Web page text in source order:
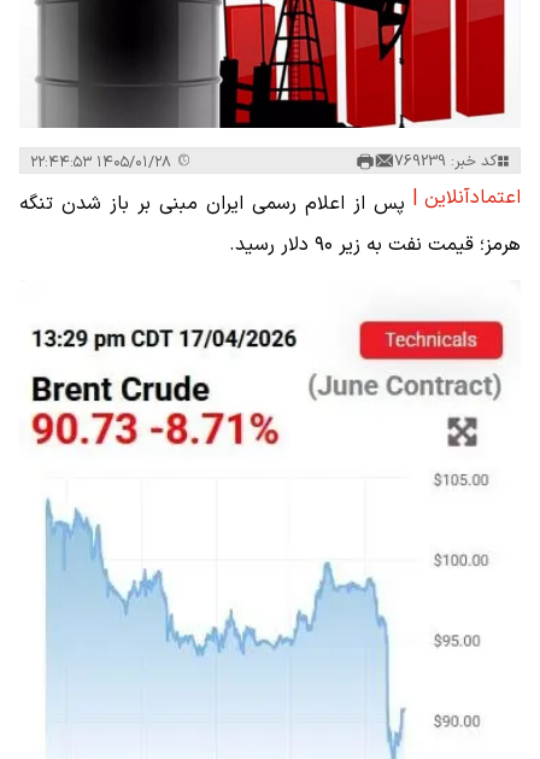
کد خبر: 769239
اعتمادآنلاین | پس از اعلام رسمی ایران مبنی بر باز شدن تنگه
هرمز؛ قیمت نفت به زیر ۹۰ دلار رسید.